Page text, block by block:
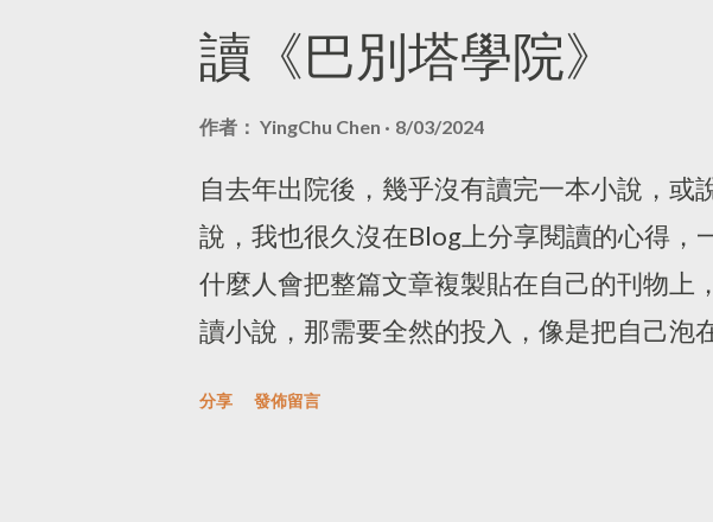
量，讓你在真實世界太痛苦時，可以塑造自
文字，我想寫下的是關於這本小說給我對於
站，根本不能算是在出版界，所以我對書中
太多共鳴，也對於作者簡潔談到自建一個網
再反查來源這件事也一笑帶過（那不是這個
別與種族偏見、網路言論覇凌相關議題只能
沒有親身體驗過，很難說些什麼，沒遭遇過
讀《巴別塔學院》
作者： YingChu Chen 8/03/2024
自去年出院後，幾乎沒有讀完一本小說，或
說，我也很久沒在Blog上分享閱讀的心得，
什麼人會把整篇文章複製貼在自己的刊物上
讀小說，那需要全然的投入，像是把自己泡
分享 發佈留言